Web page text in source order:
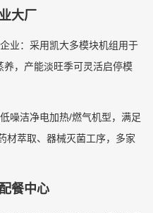
大厂
业：采用凯大多模块机组用于
，产能淡旺季可灵活启停模
噪洁净电加热/燃气机型，满足
材萃取、器械灭菌工序，多家
餐中心